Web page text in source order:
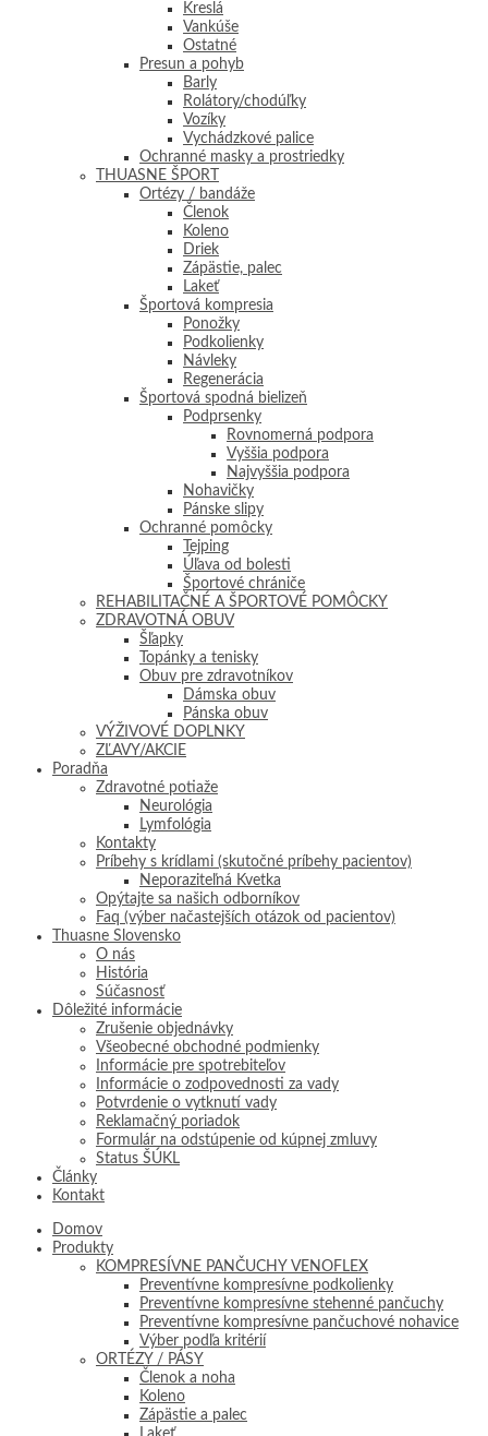
Kreslá
Vankúše
Ostatné
Presun a pohyb
Barly
Rolátory/chodúľky
Vozíky
Vychádzkové palice
Ochranné masky a prostriedky
THUASNE ŠPORT
Ortézy / bandáže
Členok
Koleno
Driek
Zápästie, palec
Lakeť
Športová kompresia
Ponožky
Podkolienky
Návleky
Regenerácia
Športová spodná bielizeň
Podprsenky
Rovnomerná podpora
Vyššia podpora
Najvyššia podpora
Nohavičky
Pánske slipy
Ochranné pomôcky
Tejping
Úľava od bolesti
Športové chrániče
REHABILITAČNÉ A ŠPORTOVÉ POMÔCKY
ZDRAVOTNÁ OBUV
Šľapky
Topánky a tenisky
Obuv pre zdravotníkov
Dámska obuv
Pánska obuv
VÝŽIVOVÉ DOPLNKY
ZĽAVY/AKCIE
Poradňa
Zdravotné potiaže
Neurológia
Lymfológia
Kontakty
Príbehy s krídlami (skutočné príbehy pacientov)
Neporaziteľná Kvetka
Opýtajte sa našich odborníkov
Faq (výber načastejších otázok od pacientov)
Thuasne Slovensko
O nás
História
Súčasnosť
Dôležité informácie
Zrušenie objednávky
Všeobecné obchodné podmienky
Informácie pre spotrebiteľov
Informácie o zodpovednosti za vady
Potvrdenie o vytknutí vady
Reklamačný poriadok
Formulár na odstúpenie od kúpnej zmluvy
Status ŠÚKL
Články
Kontakt
Domov
Produkty
KOMPRESÍVNE PANČUCHY VENOFLEX
Preventívne kompresívne podkolienky
Preventívne kompresívne stehenné pančuchy
Preventívne kompresívne pančuchové nohavice
Výber podľa kritérií
ORTÉZY / PÁSY
Členok a noha
Koleno
Zápästie a palec